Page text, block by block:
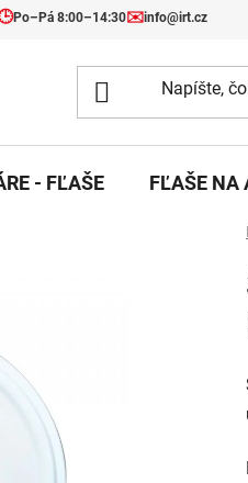
Po–Pá 8:00–14:30✉️info@irt.cz
- FĽAŠE FĽAŠE NA